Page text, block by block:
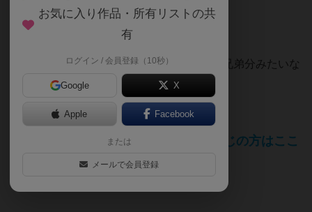
1305名 8名 0 3年以上前
ワーカープレイスメント「アグリコラ」の兄弟分みたいな
ゲームとされる。
マニュアルでも「アグリコラ」をご存じの方はここ
だけを読んでください
お気に入り作品・所有リストの共
有
ログイン / 会員登録（10秒）
Google X
Apple Facebook
または
メールで会員登録